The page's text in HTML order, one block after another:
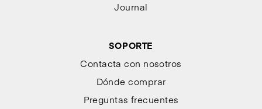
Journal
SOPORTE
Contacta con nosotros
Dónde comprar
Preguntas frecuentes